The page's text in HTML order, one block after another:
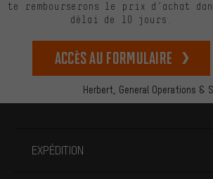
Herbert, General Operations &
te rembourserons le prix d’achat
délai de 10 jours.
Accès au formulaire
EXPÉDITION